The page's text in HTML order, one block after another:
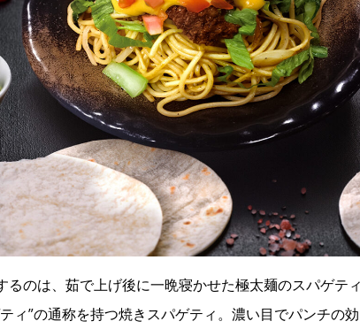
るのは、茹で上げ後に一晩寝かせた極太麺のスパゲテ
ィ”の通称を持つ焼きスパゲティ。濃い目でパンチの